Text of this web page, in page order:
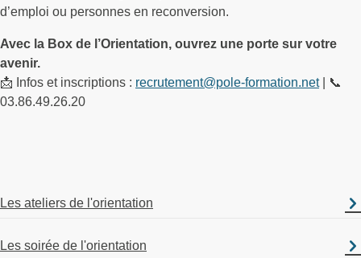
d’emploi ou personnes en reconversion.
Avec la Box de l’Orientation, ouvrez une porte sur votre
avenir.
📩 Infos et inscriptions : recrutement@pole-formation.net| 📞
03.86.49.26.20
Les ateliers de l'orientation
Les soirée de l'orientation